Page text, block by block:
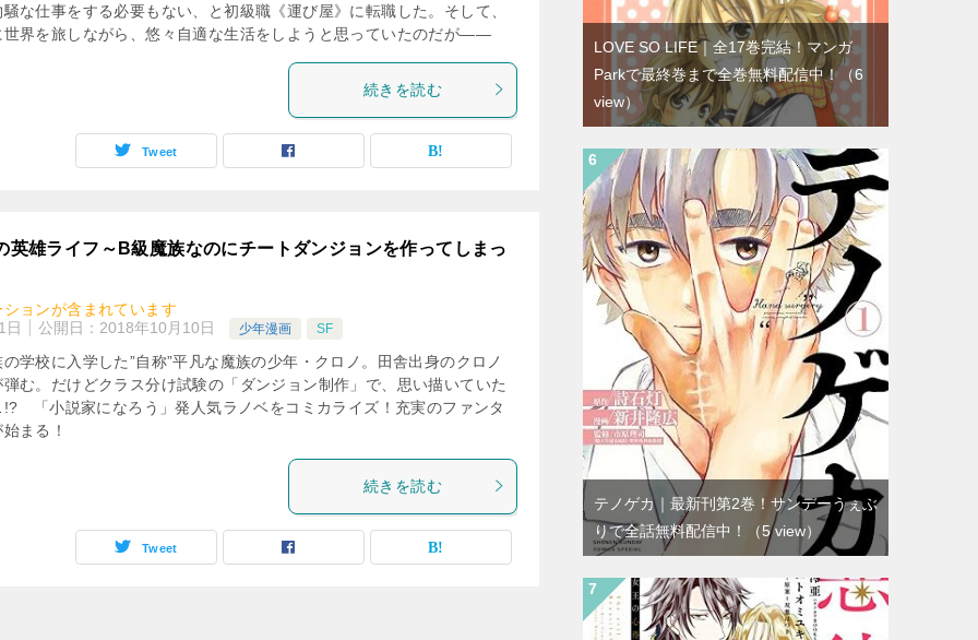
な仕事をする必要もない、と初級職《運び屋》に転職した。そして、
世界を旅しながら、悠々自適な生活をしようと思っていたのだが――
続きを読む
Tweet
英雄ライフ～B級魔族なのにチートダンジョンを作ってしまっ
ョンが含まれています
日 公開日： 2018年10月10日 少年漫画 SF
学校に入学した”自称”平凡な魔族の少年・クロノ。田舎出身のクロノ
む。だけどクラス分け試験の「ダンジョン制作」で、思い描いていた
「小説家になろう」発人気ラノベをコミカライズ！充実のファンタ
まる！
続きを読む
Tweet
LOVE SO LIFE｜全17巻完結！マンガ
Parkで最終巻まで全巻無料配信中！ （6
view）
テノゲカ｜最新刊第2巻！サンデーうぇぶ
りで全話無料配信中！
（5 view）